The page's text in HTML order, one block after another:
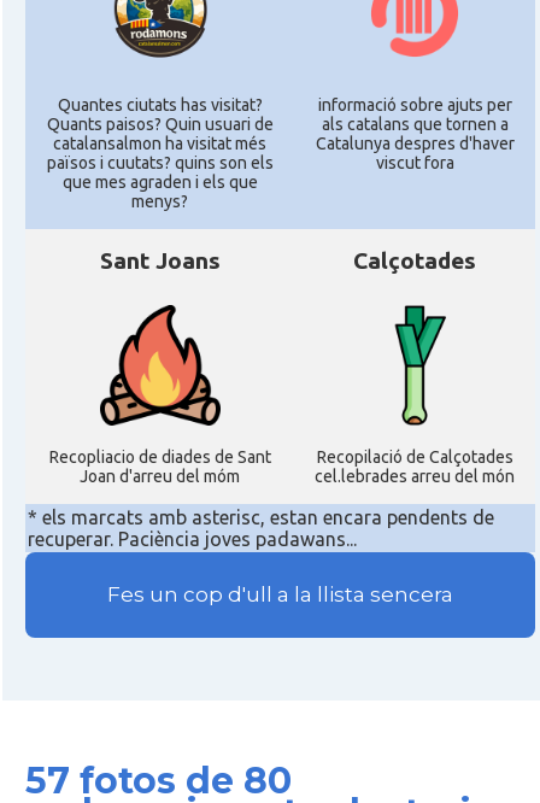
Quantes ciutats has visitat?
Quants paisos? Quin usuari de
catalansalmon ha visitat més
països i cuutats? quins son els
que mes agraden i els que
menys?
informació sobre ajuts per
als catalans que tornen a
Catalunya despres d'haver
viscut fora
Sant Joans
Recopliacio de diades de Sant
Joan d'arreu del móm
Calçotades
Recopilació de Calçotades
cel.lebrades arreu del món
* els marcats amb asterisc, estan encara pendents de
recuperar. Paciència joves padawans...
Fes un cop d'ull a la llista sencera
57 fotos de 80